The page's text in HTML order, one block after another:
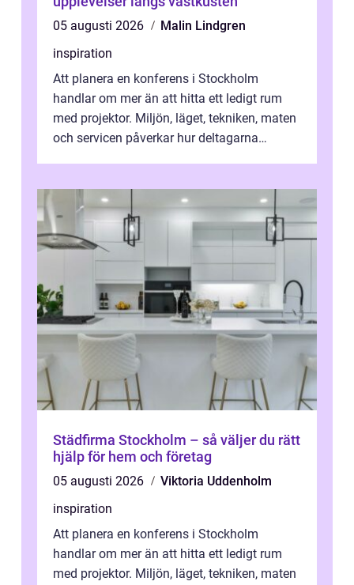
05 augusti 2026
Malin Lindgren
inspiration
Att planera en konferens i Stockholm
handlar om mer än att hitta ett ledigt rum
med projektor. Miljön, läget, tekniken, maten
och servicen påverkar hur deltagarna
Städfirma Stockholm – så väljer du rätt
hjälp för hem och företag
05 augusti 2026
Viktoria Uddenholm
inspiration
Att planera en konferens i Stockholm
handlar om mer än att hitta ett ledigt rum
med projektor. Miljön, läget, tekniken, maten